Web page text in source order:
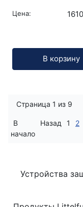
Цена:
В корзину
Страница 1 из 9
В
начало
Назад 1 2
Устройства